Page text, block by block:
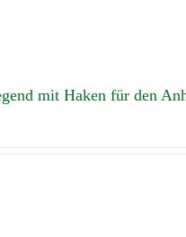
mit Haken für den